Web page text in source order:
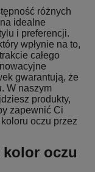
różnych
idealne
i preferencji.
wpłynie na to,
całego
gwarantują, że
W naszym
produkty,
zapewnić Ci
oczu przez
kolor oczu